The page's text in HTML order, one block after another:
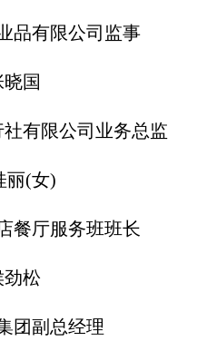
品有限公司监事
晓国
有限公司业务总监
丽(女)
餐厅服务班班长
劲松
团副总经理